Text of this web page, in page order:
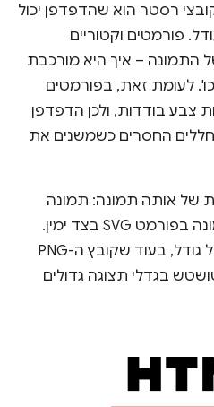
רסטר הוא שהדפדפן יכול
פורמטים וקטוריים
– איך היא מורכבת
לעומת זאת, בפורמטים
בודדות, ולכן הדפדפן
החסרים כשמשנים את
אותה תמונה: תמונה
בפורמט PNG בצד ימין ותמונה בפורמט SVG בצד ימין.
קובץ ה-SVG נראה מצוין בכל גודל, בעוד שקובץ ה-PNG
בגדלי תצוגה גדולים